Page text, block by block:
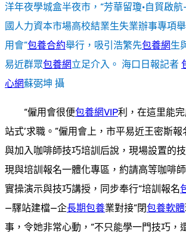
洋年夜學城盒半夜市，“芳華留瓊·自貿啟
國人力資本市場高校結業生失業辦事專項
用會”包養合約舉行，吸引浩繁先包養網生
易近群眾包養網立足介入。 海口日報記者
心網蘇弼坤 攝
“僱用會很便包養網VIP利，在這里能完
站式’求職。”僱用會上，市平易近王密斯報
與加入咖啡師技巧培訓后說，現場設置的
現與培訓報名一體化專區，約請高等咖啡
實操演示與技巧講授，同步奉行“培訓報名
—驛站建檔—企長期包養業對接”閉包養軟體
事，令她非常心動，“不只能學一門技巧，